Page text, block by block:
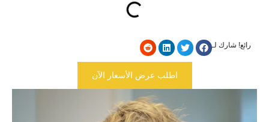
رائع! شارك لـ
اطلب عرض الأسعار الآن